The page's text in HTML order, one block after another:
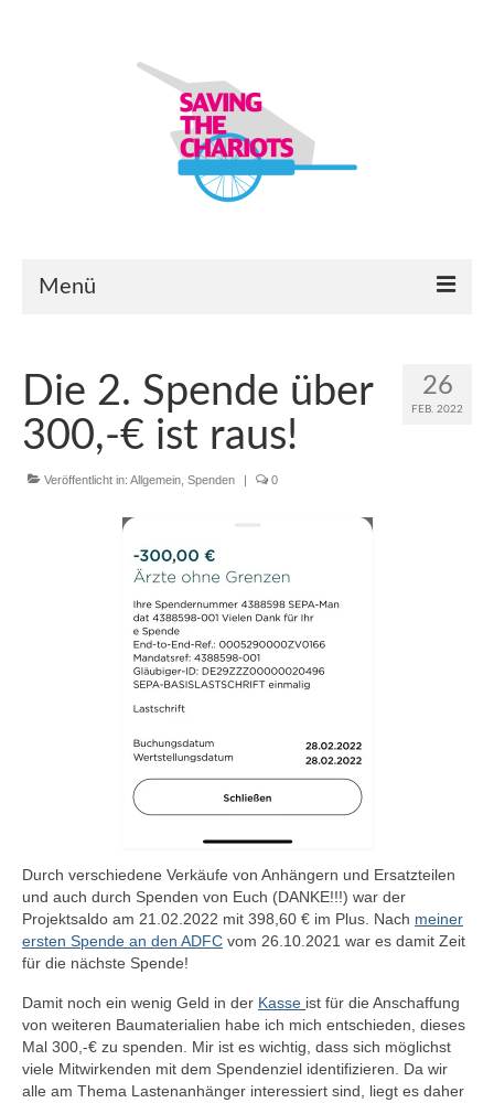
Menü
Bauanleitungen
Lastenanhänger-Modelle & -Module
Ersatzteilbörse & Eure Projekte
26
FEB. 2022
Die 2. Spende über
300,-€ ist raus!
Veröffentlicht in: Allgemein Spenden | 0
Durch verschiedene Verkäufe von Anhängern und Ersatzteilen
und auch durch Spenden von Euch (DANKE!!!) war der
Projektsaldo am 21.02.2022 mit 398,60 € im Plus. Nach meiner
ersten Spende an den ADFC vom 26.10.2021 war es damit Zeit
für die nächste Spende!
Damit noch ein wenig Geld in der Kasse ist für die Anschaffung
von weiteren Baumaterialien habe ich mich entschieden, dieses
Mal 300,-€ zu spenden. Mir ist es wichtig, dass sich möglichst
viele Mitwirkenden mit dem Spendenziel identifizieren. Da wir
alle am Thema Lastenanhänger interessiert sind, liegt es daher